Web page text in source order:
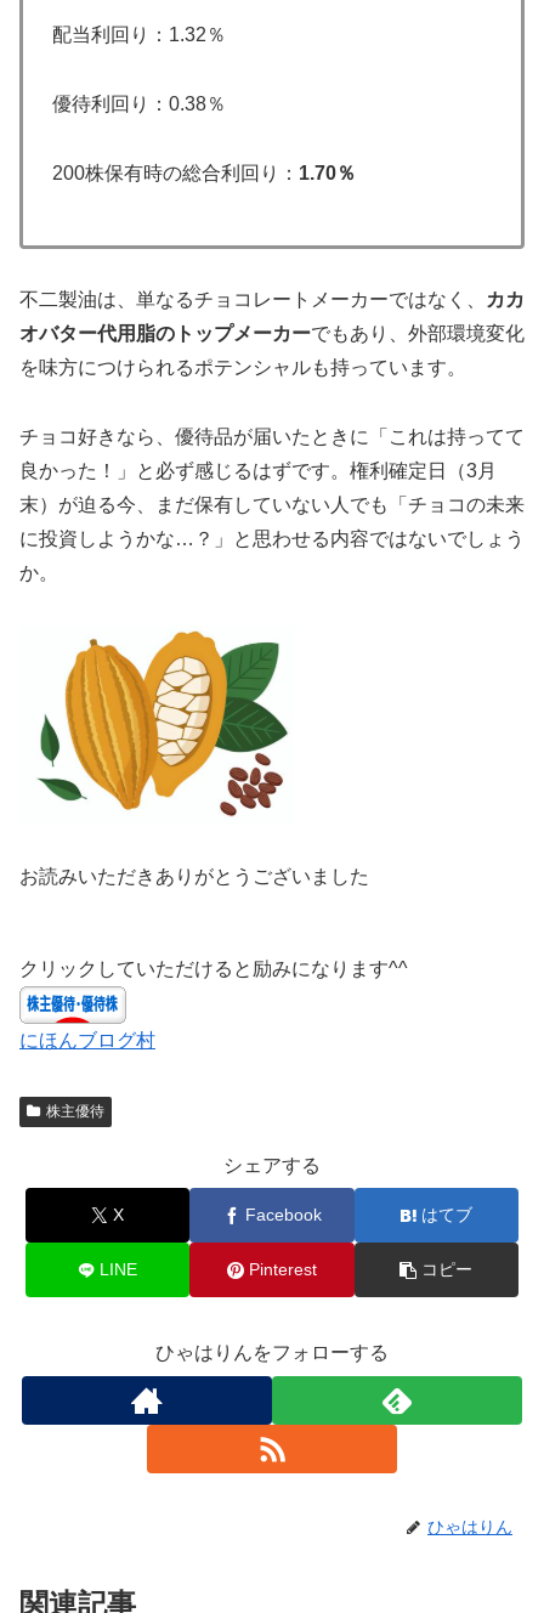
配当利回り：1.32％
優待利回り：0.38％
200株保有時の総合利回り： 1.70％
不二製油は、単なるチョコレートメーカーではなく、 カカ
オバター代用脂のトップメーカーでもあり、外部環境変化
を味方につけられるポテンシャルも持っています。
チョコ好きなら、優待品が届いたときに「これは持ってて
良かった！」と必ず感じるはずです。権利確定日（3月
末）が迫る今、まだ保有していない人でも「チョコの未来
に投資しようかな…？」と思わせる内容ではないでしょう
か。
お読みいただきありがとうございました
クリックしていただけると励みになります^^
にほんブログ村
株主優待
シェアする
X Facebook はてブ
LINE Pinterest コピー
ひゃはりんをフォローする
ひゃはりん
関連記事